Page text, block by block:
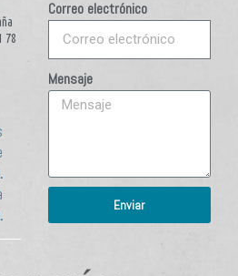
78
Correo electrónico
Mensaje
Enviar